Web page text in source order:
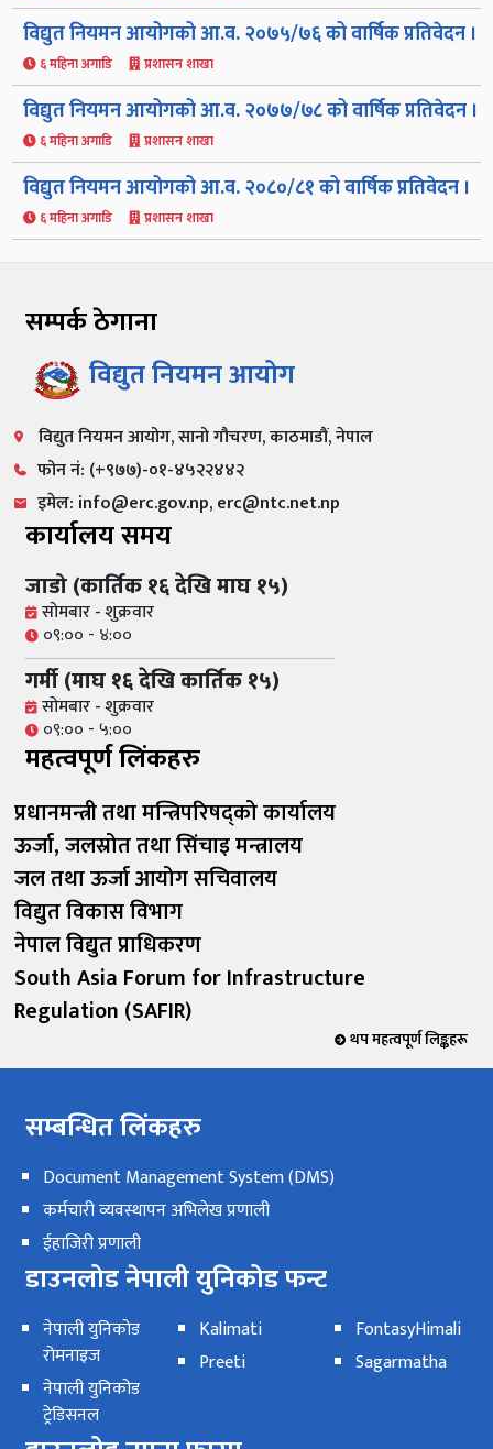
विद्युत नियमन आयोगको आ.व. २०७५/७६ को वार्षिक प्रतिवेदन ।
६ महिना अगाडि प्रशासन शाखा
विद्युत नियमन आयोगको आ.व. २०७७/७८ को वार्षिक प्रतिवेदन ।
६ महिना अगाडि प्रशासन शाखा
विद्युत नियमन आयोगको आ.व. २०८०/८१ को वार्षिक प्रतिवेदन ।
६ महिना अगाडि प्रशासन शाखा
सम्पर्क ठेगाना
विद्युत नियमन आयोग
विद्युत नियमन आयोग, सानो गौचरण, काठमाडौं, नेपाल
फोन नं: (+९७७)-०१-४५२२४४२
इमेल: info@erc.gov.np, erc@ntc.net.np
कार्यालय समय
जाडो (कार्तिक १६ देखि माघ १५)
सोमबार - शुक्रवार
०९:०० - ४:००
गर्मी (माघ १६ देखि कार्तिक १५)
सोमबार - शुक्रवार
०९:०० - ५:००
महत्वपूर्ण लिंकहरु
प्रधानमन्त्री तथा मन्त्रिपरिषद्को कार्यालय
ऊर्जा, जलस्रोत तथा सिंचाइ मन्त्रालय
जल तथा ऊर्जा आयोग सचिवालय
विद्युत विकास विभाग
नेपाल विद्युत प्राधिकरण
South Asia Forum for Infrastructure
Regulation (SAFIR)
थप महत्वपूर्ण लिङ्कहरू
सम्बन्धित लिंकहरु
Document Management System (DMS)
कर्मचारी व्यवस्थापन अभिलेख प्रणाली
ईहाजिरी प्रणाली
डाउनलोड नेपाली युनिकोड फन्ट
नेपाली युनिकोड
रोमनाइज
नेपाली युनिकोड
ट्रेडिसनल
Kalimati
Preeti
FontasyHimali
Sagarmatha